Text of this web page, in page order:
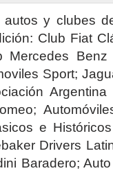
y clubes
Club Fiat
Mercedes Benz
Sport;
e
Drivers
Baradero;